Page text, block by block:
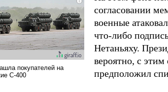
согласовании
военные
что-либо
Нетаньяху.
вероятно, с
предположил